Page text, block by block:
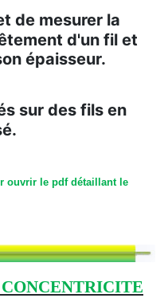
de mesurer la
d'un fil et
épaisseur.
sur des fils en
ouvrir le pdf détaillant le